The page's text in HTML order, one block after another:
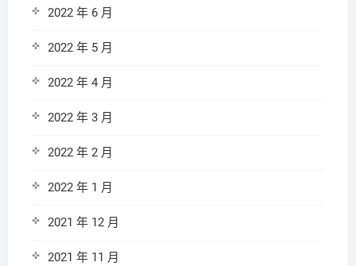
2022 年 6 月
2022 年 5 月
2022 年 4 月
2022 年 3 月
2022 年 2 月
2022 年 1 月
2021 年 12 月
2021 年 11 月